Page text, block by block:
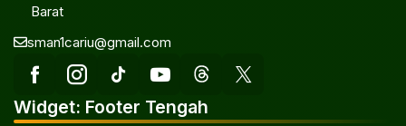
Barat
sman1cariu@gmail.com
Widget: Footer Tengah